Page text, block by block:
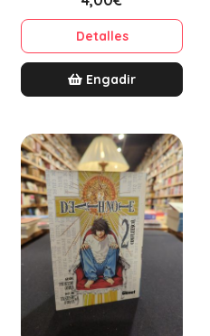
Detalles
Engadir